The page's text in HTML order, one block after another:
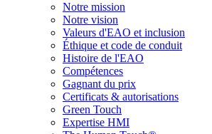
Notre mission
Notre vision
Valeurs d'EAO et inclusion
Éthique et code de conduit
Histoire de l'EAO
Compétences
Gagnant du prix
Certificats & autorisations
Green Touch
Expertise HMI